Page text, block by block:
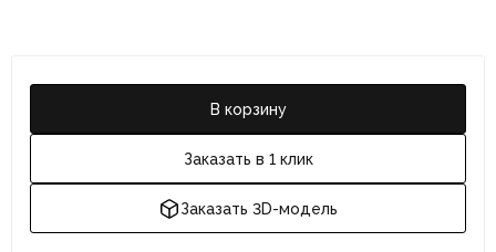
В корзину
Заказать в 1 клик
Заказать 3D-модель